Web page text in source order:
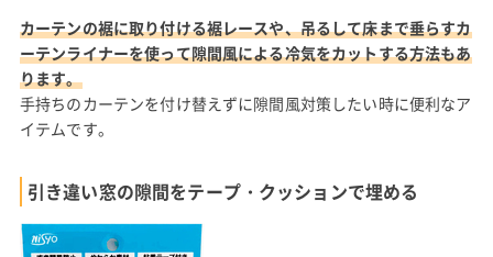
カーテンの裾に取り付ける裾レースや、吊るして床まで垂らすカ
ーテンライナーを使って隙間風による冷気をカットする方法もあ
ります。
手持ちのカーテンを付け替えずに隙間風対策したい時に便利なア
イテムです。
引き違い窓の隙間をテープ・クッションで埋める